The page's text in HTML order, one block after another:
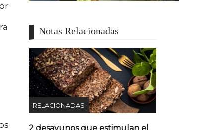
Notas Relacionadas
RELACIONADAS